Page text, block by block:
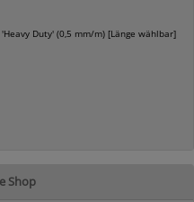
Duty' (0,5 mm/m) [Länge wählbar]
Shop